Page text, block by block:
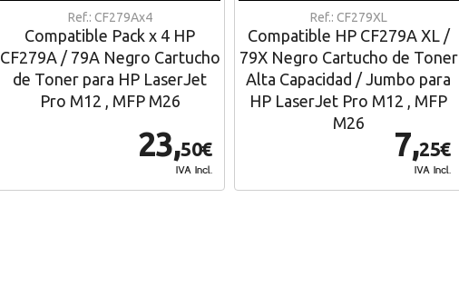
Ref.: CF279Ax4
Compatible Pack x 4 HP
CF279A / 79A Negro Cartucho
de Toner para HP LaserJet
Pro M12 , MFP M26
23,50€
IVA Incl.
Ref.: CF279XL
Compatible HP CF279A XL /
79X Negro Cartucho de Toner
Alta Capacidad / Jumbo para
HP LaserJet Pro M12 , MFP
M26
7,25€
IVA Incl.